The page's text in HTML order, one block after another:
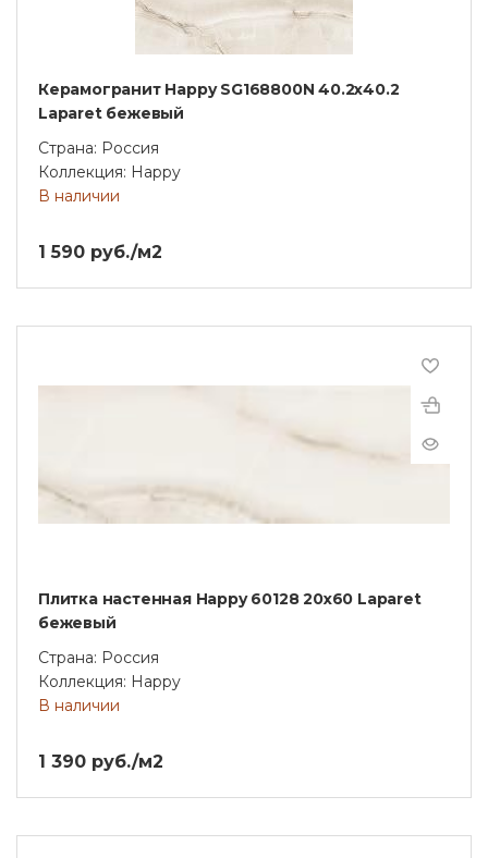
Керамогранит Happy SG168800N 40.2х40.2
Laparet бежевый
Страна: Россия
Коллекция: Happy
В наличии
1 590 руб./м2
Плитка настенная Happy 60128 20х60 Laparet
бежевый
Страна: Россия
Коллекция: Happy
В наличии
1 390 руб./м2